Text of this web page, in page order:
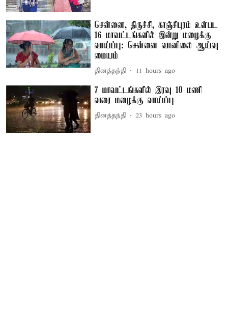
சென்னை, திருச்சி, காஞ்சிபுரம் உள்பட
16 மாவட்டங்களில் இன்று மழைக்கு
வாய்ப்பு: சென்னை வானிலை ஆய்வு
மையம்
தினத்தந்தி 11 hours ago
7 மாவட்டங்களில் இரவு 10 மணி
வரை மழைக்கு வாய்ப்பு
தினத்தந்தி 23 hours ago